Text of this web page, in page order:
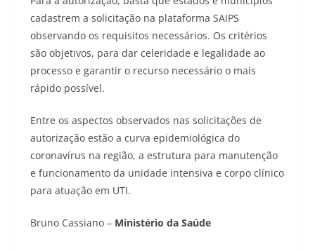
cadastrem a solicitação na plataforma SAIPS
observando os requisitos necessários. Os critérios
são objetivos, para dar celeridade e legalidade ao
processo e garantir o recurso necessário o mais
rápido possível.
Entre os aspectos observados nas solicitações de
autorização estão a curva epidemiológica do
coronavírus na região, a estrutura para manutenção
e funcionamento da unidade intensiva e corpo clínico
para atuação em UTI.
Bruno Cassiano – Ministério da Saúde